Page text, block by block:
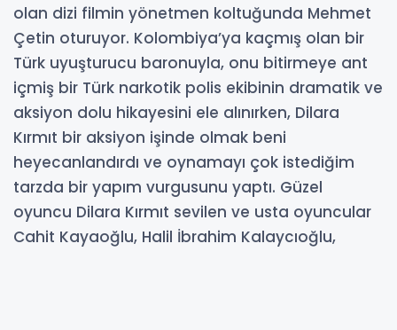
olan dizi filmin yönetmen koltuğunda Mehmet
Çetin oturuyor. Kolombiya’ya kaçmış olan bir
Türk uyuşturucu baronuyla, onu bitirmeye ant
içmiş bir Türk narkotik polis ekibinin dramatik ve
aksiyon dolu hikayesini ele alınırken, Dilara
Kırmıt bir aksiyon işinde olmak beni
heyecanlandırdı ve oynamayı çok istediğim
tarzda bir yapım vurgusunu yaptı. Güzel
oyuncu Dilara Kırmıt sevilen ve usta oyuncular
Cahit Kayaoğlu, Halil İbrahim Kalaycıoğlu,